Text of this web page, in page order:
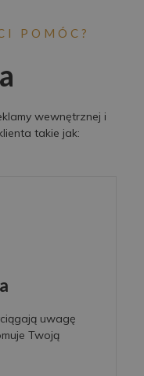
POMÓC?
wewnętrznej i
takie jak:
uwagę
Twoją